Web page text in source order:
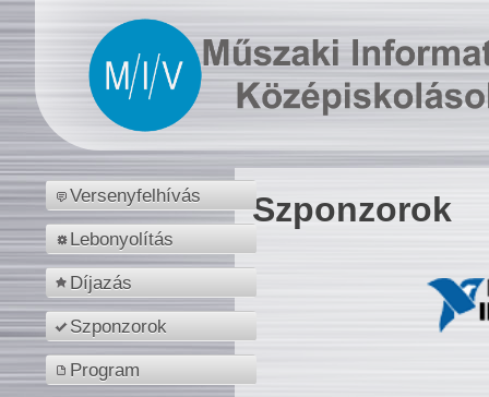
Versenyfelhívás
Lebonyolítás
Díjazás
Szponzorok
Program
Szponzorok